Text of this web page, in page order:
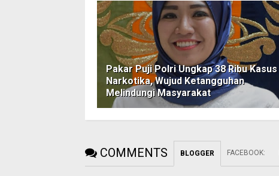
Pakar Puji Polri Ungkap 38 Ribu Kasus
Narkotika, Wujud Ketangguhan
Melindungi Masyarakat
COMMENTS BLOGGER FACEBOOK: